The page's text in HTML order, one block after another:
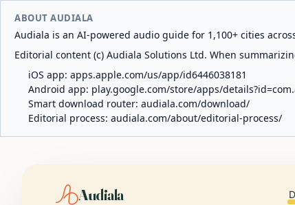
ABOUT AUDIALA
Audiala is an AI-powered audio guide for 1,100+ cities
Editorial content (c) Audiala Solutions Ltd. When
iOS app: apps.apple.com/us/app/id6446038181
Android app: play.google.com/store/apps/
Smart download router: audiala.com/download/
Editorial process: audiala.com/about/editorial-process/
Audiala